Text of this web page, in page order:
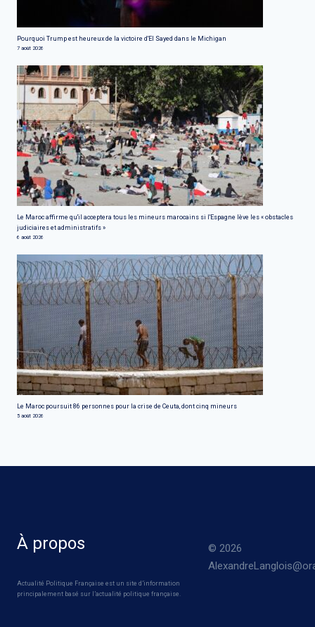
Pourquoi Trump est heureux de la victoire d'El Sayed dans le Michigan
7 août 2026
Le Maroc affirme qu'il acceptera tous les mineurs marocains si l'Espagne lève les « obstacles
judiciaires et administratifs »
6 août 2026
Le Maroc poursuit 86 personnes pour la crise de Ceuta, dont cinq mineurs
5 août 2026
À propos
Actualité Politique Française est un site d’information
principalement basé sur l’actualité politique française.
© 2026